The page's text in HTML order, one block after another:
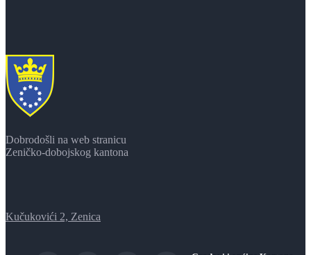
Dobrodošli na web stranicu
Zeničko-dobojskog kantona
Kučukovići 2, Zenica